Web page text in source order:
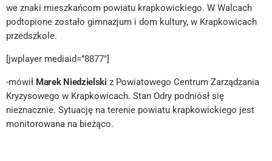
we znaki mieszkańcom powiatu krapkowickiego. W Walcach
podtopione zostało gimnazjum i dom kultury, w Krapkowicach
przedszkole.
[jwplayer mediaid=”8877″]
-mówił Marek Niedzielski z Powiatowego Centrum Zarządzania
Kryzysowego w Krapkowicach. Stan Odry podniósł się
nieznacznie. Sytuację na terenie powiatu krapkowickiego jest
monitorowana na bieżąco.